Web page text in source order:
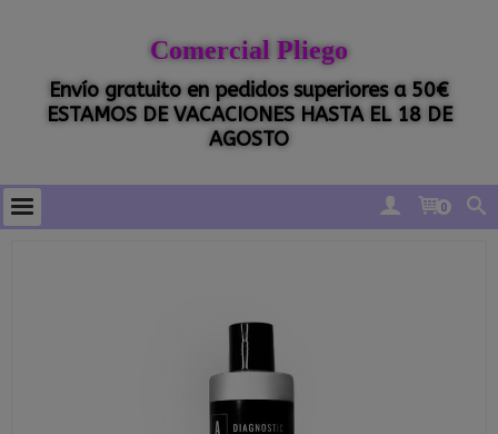
Comercial Pliego
Envío gratuito en pedidos superiores a 50€
ESTAMOS DE VACACIONES HASTA EL 18 DE
AGOSTO
0